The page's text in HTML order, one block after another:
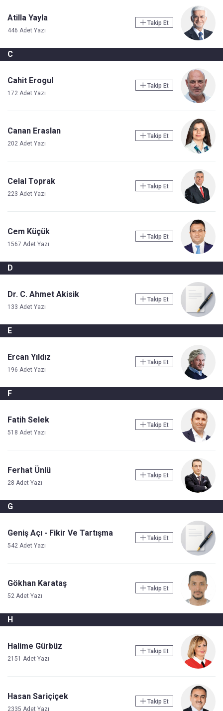
Atilla Yayla
446 Adet Yazı
Takip Et
C
Cahit Erogul
172 Adet Yazı
Takip Et
Canan Eraslan
202 Adet Yazı
Takip Et
Celal Toprak
223 Adet Yazı
Takip Et
Cem Küçük
1567 Adet Yazı
Takip Et
D
Dr. C. Ahmet Akisik
133 Adet Yazı
Takip Et
E
Ercan Yıldız
196 Adet Yazı
Takip Et
F
Fatih Selek
518 Adet Yazı
Takip Et
Ferhat Ünlü
28 Adet Yazı
Takip Et
G
Geniş Açı - Fikir Ve Tartışma
542 Adet Yazı
Takip Et
Gökhan Karataş
52 Adet Yazı
Takip Et
H
Halime Gürbüz
2151 Adet Yazı
Takip Et
Hasan Sariçiçek
2335 Adet Yazı
Takip Et